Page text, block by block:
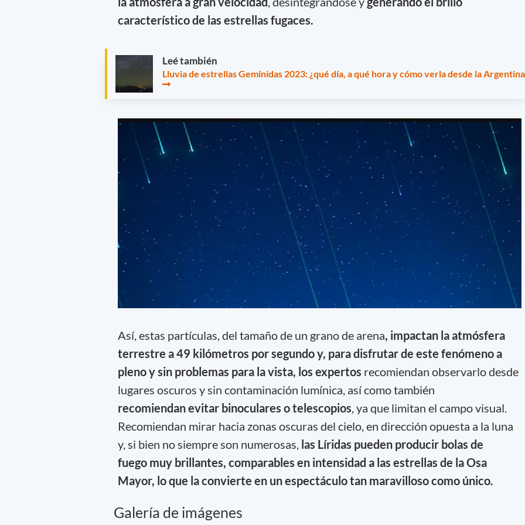
característico de las estrellas fugaces.
Leé también
Lluvia de estrellas Gemínidas 2023: ¿qué día, a qué hora y cómo verla desde la
Así, estas partículas, del tamaño de un grano de arena, impactan la atmósfera
terrestre a 49 kilómetros por segundo y, para disfrutar de este fenómeno a
pleno y sin problemas para la vista, los expertos recomiendan observarlo desde
lugares oscuros y sin contaminación lumínica, así como también
recomiendan evitar binoculares o telescopios , ya que limitan el campo visual.
Recomiendan mirar hacia zonas oscuras del cielo, en dirección opuesta a la luna
y, si bien no siempre son numerosas, las Líridas pueden producir bolas de
fuego muy brillantes, comparables en intensidad a las estrellas de la Osa
Mayor, lo que la convierte en un espectáculo tan maravilloso como único.
Galería de imágenes